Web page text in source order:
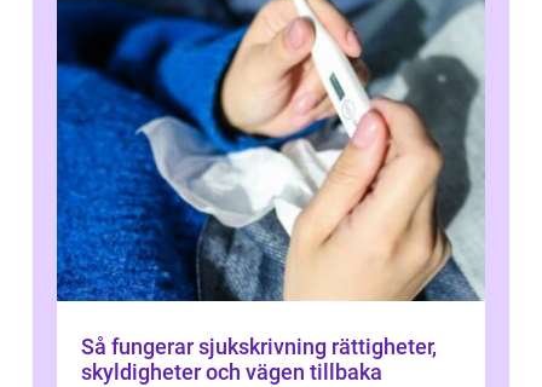
Så fungerar sjukskrivning rättigheter,
skyldigheter och vägen tillbaka